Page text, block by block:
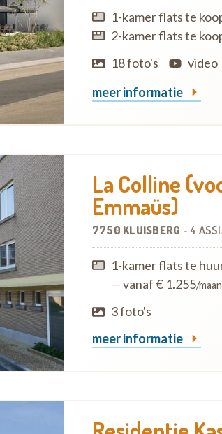
1-kamer flats te
2-kamer flats te
18 foto's
video
meer informatie
La Colline
Emmaüs)
7750 KLUISBERG -4
1-kamer flats te
—vanaf € 1.255/
3 foto's
meer informatie